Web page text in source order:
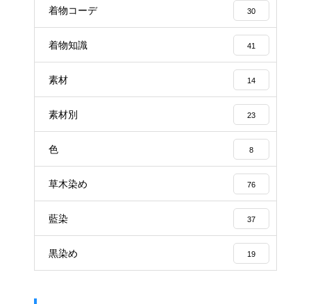
着物コーデ 30
着物知識 41
素材 14
素材別 23
色 8
草木染め 76
藍染 37
黒染め 19